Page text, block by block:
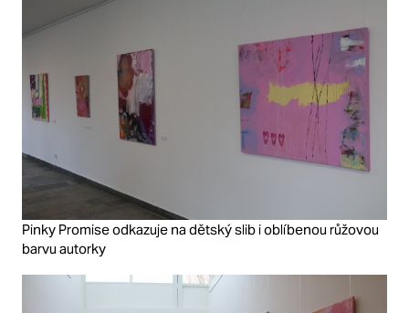
Pinky Promise odkazuje na dětský slib i oblíbenou růžovou
barvu autorky